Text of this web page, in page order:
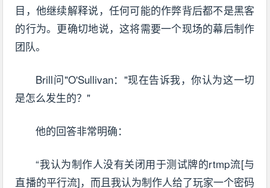
目，他继续解释说，任何可能的作弊背后都不是黑客
的行为。更确切地说，这将需要一个现场的幕后制作
团队。
Brill问"O'Sullivan："现在告诉我，你认为这一切
是怎么发生的？"
他的回答非常明确：
“我认为制作人没有关闭用于测试牌的rtmp流[与
直播的平行流]，而且我认为制作人给了玩家一个密码